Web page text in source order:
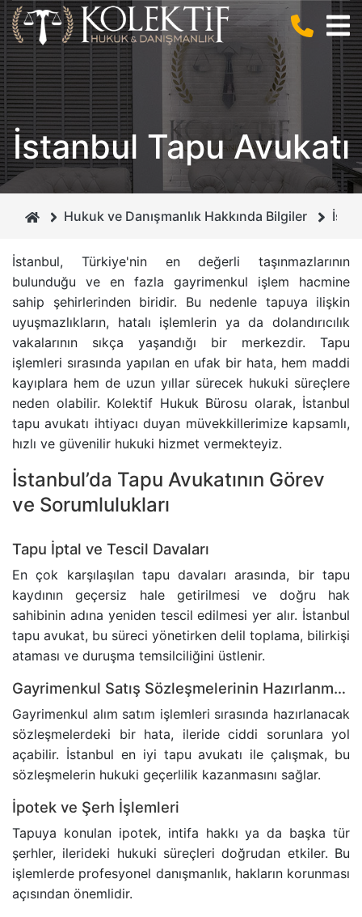
BIZ KIMIZ ?
KURUCUMUZ
CEZA HUKUKU
BILIŞIM HUKUKU
MIRAS HUKUKU
GAYRIMENKUL HUKUKU
BOŞANMA VE AILE HUKUKU
İCRA VE İFLAS HUKUKU
BORÇLAR HUKUKU
ANLAŞMALI BOŞANMA
BILIŞIM SUÇLARI
DOLANDIRICILIK SUÇU
CEZA MAHKEMELERI
İHTIYATI HACIZ
İSIM VE SOYISIM DEĞIŞIKLIĞI DAVASI
ÇEKIŞMELI BOŞANMA DAVASI
BANKA HESABINA KONULAN BLOKENIN
GAYRIMENKUL AVUKATI
HAKARET SUÇU
İZALE-I ŞUYU DAVASI
TAŞINMAZ SATIŞ VAADI SÖZLEŞMESI
ECRIMISIL DAVASI
KASTEN YARALAMA SUÇU
UYUŞTURUCU TICARETI DAVASI
ADLI KONTROL TEDBIRI
HIRSIZLIK SUÇU
KOVUŞTURMAYA YER OLMADIĞINA DAIR KARAR
İstanbul Tapu Avukatı
Hukuk ve Danışmanlık Hakkında Bilgiler
İstanbul, Türkiye'nin en değerli taşınmazlarının
bulunduğu ve en fazla gayrimenkul işlem hacmine
sahip şehirlerinden biridir. Bu nedenle tapuya ilişkin
uyuşmazlıkların, hatalı işlemlerin ya da dolandırıcılık
vakalarının sıkça yaşandığı bir merkezdir. Tapu
işlemleri sırasında yapılan en ufak bir hata, hem maddi
kayıplara hem de uzun yıllar sürecek hukuki süreçlere
neden olabilir. Kolektif Hukuk Bürosu olarak, İstanbul
tapu avukatı ihtiyacı duyan müvekkillerimize kapsamlı,
hızlı ve güvenilir hukuki hizmet vermekteyiz.
İstanbul’da Tapu Avukatının Görev
ve Sorumlulukları
Tapu İptal ve Tescil Davaları
En çok karşılaşılan tapu davaları arasında, bir tapu
kaydının geçersiz hale getirilmesi ve doğru hak
sahibinin adına yeniden tescil edilmesi yer alır. İstanbul
tapu avukat, bu süreci yönetirken delil toplama, bilirkişi
ataması ve duruşma temsilciliğini üstlenir.
Gayrimenkul Satış Sözleşmelerinin Hazırlanması
Gayrimenkul alım satım işlemleri sırasında hazırlanacak
sözleşmelerdeki bir hata, ileride ciddi sorunlara yol
açabilir. İstanbul en iyi tapu avukatı ile çalışmak, bu
sözleşmelerin hukuki geçerlilik kazanmasını sağlar.
İpotek ve Şerh İşlemleri
Tapuya konulan ipotek, intifa hakkı ya da başka tür
şerhler, ilerideki hukuki süreçleri doğrudan etkiler. Bu
işlemlerde profesyonel danışmanlık, hakların korunması
açısından önemlidir.